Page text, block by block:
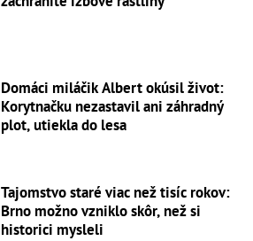
Domáci miláčik Albert okúsil život:
Korytnačku nezastavil ani záhradný
plot, utiekla do lesa
Tajomstvo staré viac než tisíc rokov:
Brno možno vzniklo skôr, než si
historici mysleli